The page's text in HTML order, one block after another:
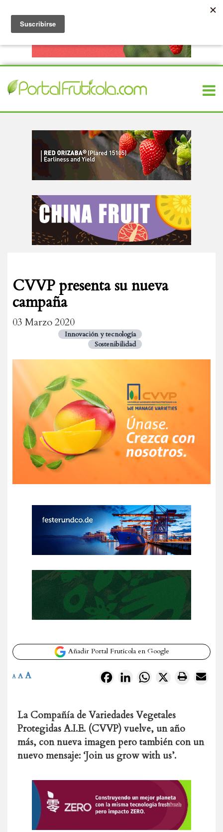
CVVP presenta su nueva
campaña
03 Marzo 2020
Innovación y tecnología
Sostenibilidad
Añadir Portal Frutícola en Google
FacebookLinkedInWhatsApp
X
A A A
La Compañía de Variedades Vegetales
Protegidas A.I.E. (CVVP) vuelve, un año
más, con nueva imagen pero también con un
nuevo mensaje: ‘Join us grow with us’.